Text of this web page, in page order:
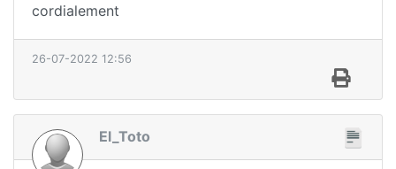
cordialement
26-07-2022 12:56
El_Toto